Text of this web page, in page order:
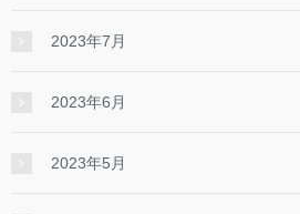
2023年7月
2023年6月
2023年5月